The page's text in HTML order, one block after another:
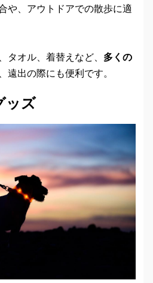
や、アウトドアでの散歩に適
オル、着替えなど、 多くの
遠出の際にも便利です。
ッズ